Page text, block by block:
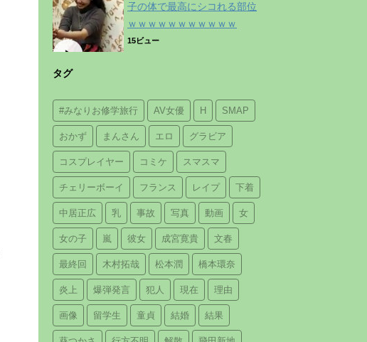
子の体で最高にシコれる部位
ｗｗｗｗｗｗｗｗｗｗｗ
15ビュー
タグ
#みなりお修学旅行 AV女優 H SMAP
おかず まんさん エロ グラビア
コスプレイヤー コミケ スマスマ
チェリーボーイ フランス レイプ 下着
中居正広 乳 事故 写真 動画 女
女の子 嵐 彼女 成宮寛貴 文春
最終回 木村拓哉 松本潤 橋本環奈
炎上 爆弾発言 犯人 現在 理由
画像 留学生 童貞 結婚 結果